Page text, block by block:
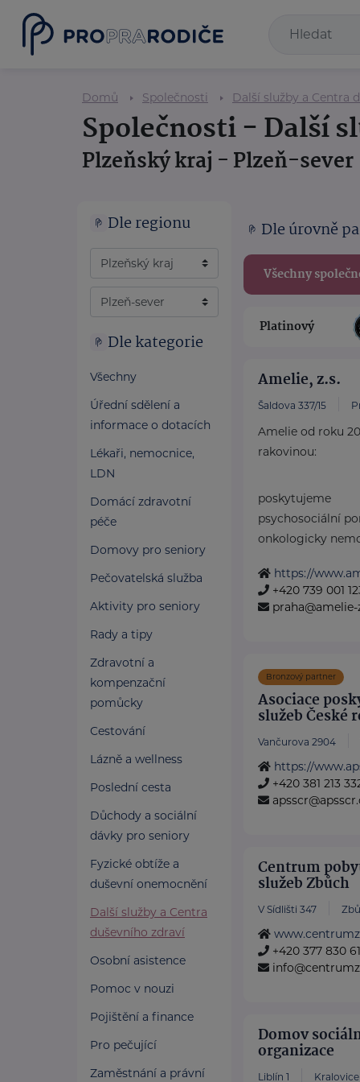
Domů Společnosti Další služby a Centra
Společnosti - Další
Plzeňský kraj - Plzeň-sever
Dle regionu
Dle kategorie
Všechny
Úřední sdělení a
informace o dotacích
Lékaři, nemocnice,
LDN
Domácí zdravotní
péče
Domovy pro seniory
Pečovatelská služba
Aktivity pro seniory
Rady a tipy
Zdravotní a
kompenzační
pomůcky
Cestování
Lázně a wellness
Poslední cesta
Důchody a sociální
dávky pro seniory
Fyzické obtíže a
duševní onemocnění
Další služby a Centra
duševního zdraví
Osobní asistence
Pomoc v nouzi
Pojištění a finance
Pro pečující
Zaměstnání a právní
Dle úrovně
Všechny
Platinový
Amelie, z.s.
Šaldova 337/15
Amelie od roku
rakovinou:
poskytujeme
psychosociální
onkologicky
https://
+420 739 001
praha@amelie-
Bronzový partner
Asociace
služeb České
Vančurova 2904
https://
+420 381 213
Centrum
služeb Zbůch
V Sídlišti 347
+420 377 830
Domov
organizace
Liblín 1 Kralovice